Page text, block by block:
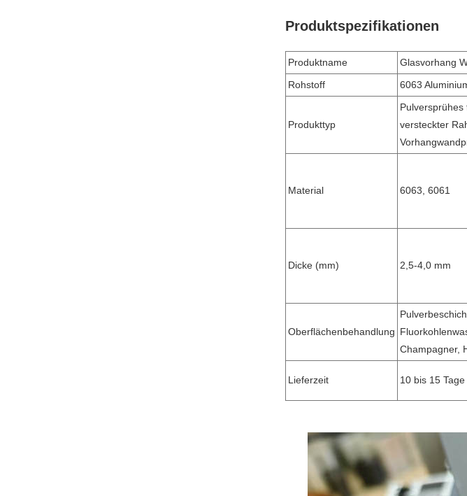
Produktspezifikationen
Produktname Glasvorhang
Rohstoff
6063
Produkttyp
Pulversprühes
versteckter
Material 6063, 6061
Dicke (mm) 2,5-4,0 mm
Oberflächenbehandlung
Champagner,
Lieferzeit 10 bis 15 Tage